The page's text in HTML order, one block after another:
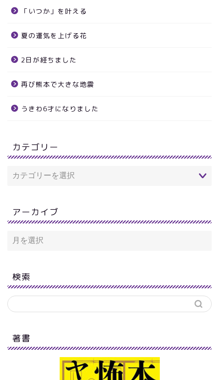
「いつか」を叶える
夏の運気を上げる花
2日が経ちました
再び熊本で大きな地震
うきわ6才になりました
カテゴリー
アーカイブ
検索
著書